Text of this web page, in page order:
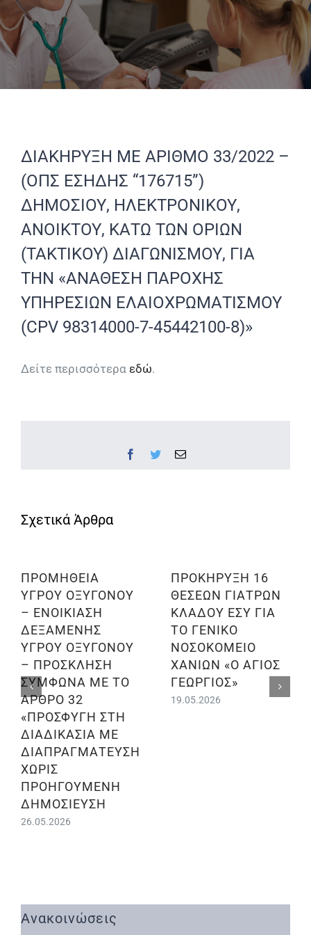
ΔΙΑΚΗΡΥΞΗ ΜΕ ΑΡΙΘΜΟ 33/2022 –
(ΟΠΣ ΕΣΗΔΗΣ “176715”)
ΔΗΜΟΣΙΟΥ, ΗΛΕΚΤΡΟΝΙΚΟΥ,
ΑΝΟΙΚΤΟΥ, ΚΑΤΩ ΤΩΝ ΟΡΙΩΝ
(ΤΑΚΤΙΚΟΥ) ΔΙΑΓΩΝΙΣΜΟΥ, ΓΙΑ
ΤΗΝ «ΑΝΑΘΕΣΗ ΠΑΡΟΧΗΣ
ΥΠΗΡΕΣΙΩΝ ΕΛΑΙΟΧΡΩΜΑΤΙΣΜΟΥ
(CPV 98314000-7-45442100-8)»
Δείτε περισσότερα εδώ.
Facebook
TwitterEmail
ΠΡΟΜΗΘΕΙΑ
ΥΓΡΟΥ ΟΞΥΓΟΝΟΥ
– ΕΝΟΙΚΙΑΣΗ
ΔΕΞΑΜΕΝΗΣ
ΥΓΡΟΥ ΟΞΥΓΟΝΟΥ
– ΠΡΟΣΚΛΗΣΗ
ΣΥΜΦΩΝΑ ΜΕ ΤΟ
ΑΡΘΡΟ 32
«ΠΡΟΣΦΥΓΗ ΣΤΗ
ΔΙΑΔΙΚΑΣΙΑ ΜΕ
ΔΙΑΠΡΑΓΜΑΤΕΥΣΗ
ΧΩΡΙΣ
ΠΡΟΗΓΟΥΜΕΝΗ
ΔΗΜΟΣΙΕΥΣΗ
26.05.2026
ΠΡΟΚΗΡΥΞΗ 16
ΘΕΣΕΩΝ ΓΙΑΤΡΩΝ
ΚΛΑΔΟΥ ΕΣΥ ΓΙΑ
ΤΟ ΓΕΝΙΚΟ
ΝΟΣΟΚΟΜΕΙΟ
ΧΑΝΙΩΝ «Ο ΑΓΙΟΣ
ΓΕΩΡΓΙΟΣ»
19.05.2026
Ανακοινώσεις